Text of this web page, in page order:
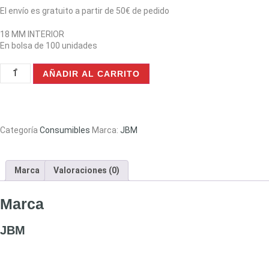
El envío es gratuito a partir de 50€ de pedido
18 MM INTERIOR
En bolsa de 100 unidades
AÑADIR AL CARRITO
Categoría Consumibles Marca: JBM
Marca Valoraciones (0)
Marca
JBM